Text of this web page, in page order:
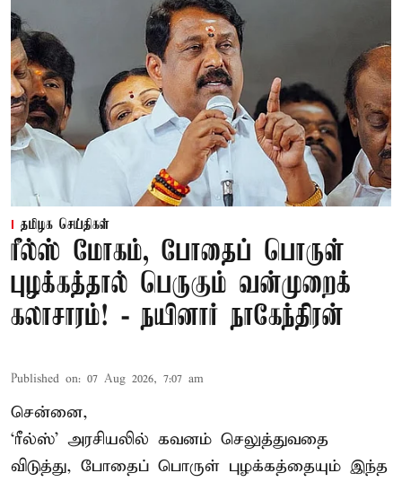
தமிழக செய்திகள்
ரீல்ஸ் மோகம், போதைப் பொருள்
புழக்கத்தால் பெருகும் வன்முறைக்
கலாசாரம்! - நயினார் நாகேந்திரன்
Published on: 07 Aug 2026, 7:07 am
சென்னை,
‘ரீல்ஸ்’ அரசியலில் கவனம் செலுத்துவதை
விடுத்து, போதைப் பொருள் புழக்கத்தையும் இந்த